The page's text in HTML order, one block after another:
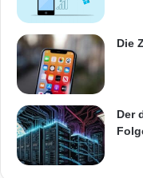
Die
Der